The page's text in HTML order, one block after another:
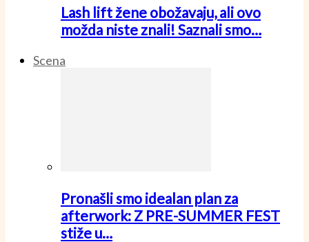
Lash lift žene obožavaju, ali ovo
možda niste znali! Saznali smo…
Scena
Pronašli smo idealan plan za
afterwork: Z PRE-SUMMER FEST
stiže u…